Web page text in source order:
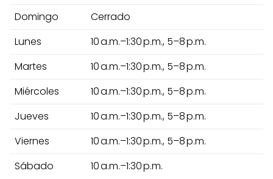
Domingo
Cerrado
Lunes
10 a.m.–1:30 p.m., 5–8 p.m.
Martes
10 a.m.–1:30 p.m., 5–8 p.m.
Miércoles
10 a.m.–1:30 p.m., 5–8 p.m.
Jueves
10 a.m.–1:30 p.m., 5–8 p.m.
Viernes
10 a.m.–1:30 p.m., 5–8 p.m.
Sábado
10 a.m.–1:30 p.m.